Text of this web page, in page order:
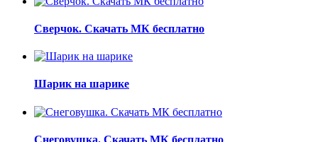
Сверчок. Скачать МК бесплатно
Шарик на шарике
Снеговушка. Скачать МК бесплатно